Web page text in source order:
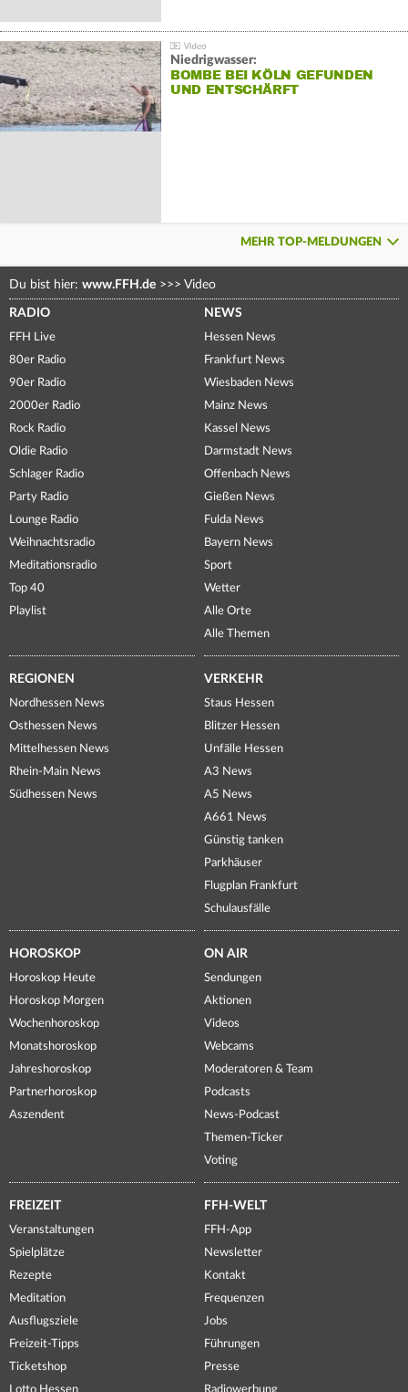
Niedrigwasser:
BOMBE BEI KÖLN GEFUNDEN
UND ENTSCHÄRFT
MEHR TOP-MELDUNGEN
Du bist hier: www.FFH.de >>> Video
RADIO
FFH Live
80er Radio
90er Radio
2000er Radio
Rock Radio
Oldie Radio
Schlager Radio
Party Radio
Lounge Radio
Weihnachtsradio
Meditationsradio
Top 40
Playlist
NEWS
Hessen News
Frankfurt News
Wiesbaden News
Mainz News
Kassel News
Darmstadt News
Offenbach News
Gießen News
Fulda News
Bayern News
Sport
Wetter
Alle Orte
Alle Themen
REGIONEN
Nordhessen News
Osthessen News
Mittelhessen News
Rhein-Main News
Südhessen News
VERKEHR
Staus Hessen
Blitzer Hessen
Unfälle Hessen
A3 News
A5 News
A661 News
Günstig tanken
Parkhäuser
Flugplan Frankfurt
Schulausfälle
HOROSKOP
Horoskop Heute
Horoskop Morgen
Wochenhoroskop
Monatshoroskop
Jahreshoroskop
Partnerhoroskop
Aszendent
ON AIR
Sendungen
Aktionen
Videos
Webcams
Moderatoren & Team
Podcasts
News-Podcast
Themen-Ticker
Voting
FREIZEIT
Veranstaltungen
Spielplätze
Rezepte
Meditation
Ausflugsziele
Freizeit-Tipps
Ticketshop
Lotto Hessen
FFH-WELT
FFH-App
Newsletter
Kontakt
Frequenzen
Jobs
Führungen
Presse
Radiowerbung